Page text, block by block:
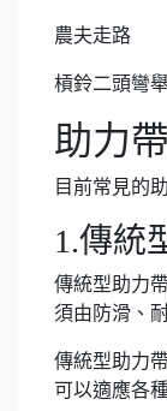
農夫走路
槓鈴二頭彎
助力
目前常見的
1.傳統
傳統型助力
須由防滑、
傳統型助力
可以適應各